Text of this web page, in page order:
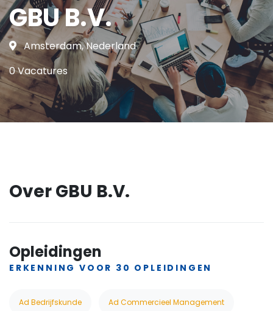
GBU B.V.
Amsterdam, Nederland
0 Vacatures
Over GBU B.V.
Opleidingen
ERKENNING VOOR 30 OPLEIDINGEN
Ad Bedrijfskunde Ad Commercieel Management